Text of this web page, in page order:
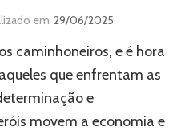
em 29/06/2025
caminhoneiros, e é hora
que enfrentam as
e
movem a economia e